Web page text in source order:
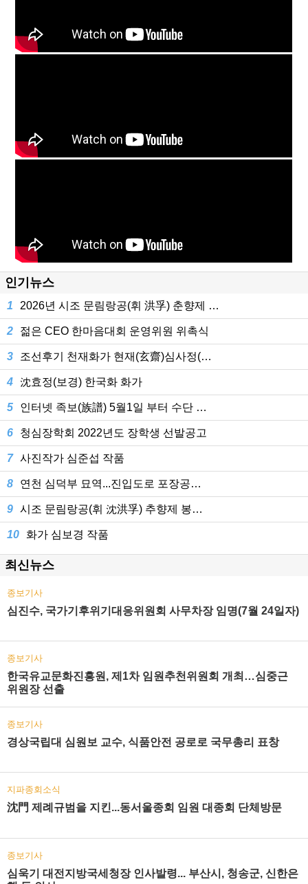
인기뉴스
1 2026년 시조 문림랑공(휘 洪孚) 춘향제 …
2 젊은 CEO 한마음대회 운영위원 위촉식
3 조선후기 천재화가 현재(玄齋)심사정(…
4 沈효정(보경) 한국화 화가
5 인터넷 족보(族譜) 5월1일 부터 수단 …
6 청심장학회 2022년도 장학생 선발공고
7 사진작가 심준섭 작품
8 연천 심덕부 묘역...진입도로 포장공…
9 시조 문림랑공(휘 沈洪孚) 추향제 봉…
10 화가 심보경 작품
최신뉴스
종보기사
심진수, 국가기후위기대응위원회 사무차장 임명(7월 24일자)
종보기사
한국유교문화진흥원, 제1차 임원추천위원회 개최…심중근
위원장 선출
종보기사
경상국립대 심원보 교수, 식품안전 공로로 국무총리 표창
지파종회소식
沈門 제례규범을 지킨...동서울종회 임원 대종회 단체방문
종보기사
심욱기 대전지방국세청장 인사발령... 부산시, 청송군, 신한은